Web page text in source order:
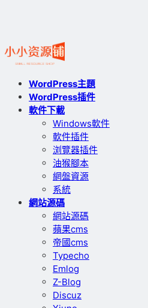
WordPress主題
WordPress插件
軟件下載
Windows軟件
軟件插件
浏覽器插件
油猴腳本
網盤資源
系統
網站源碼
網站源碼
蘋果cms
帝國cms
Typecho
Emlog
Z-Blog
Discuz